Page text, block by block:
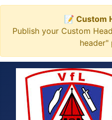
📝 Custom
Publish your Custom
header"